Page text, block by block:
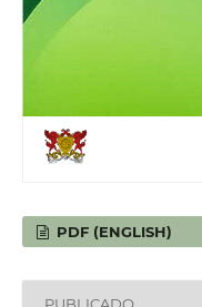
PDF (ENGLISH)